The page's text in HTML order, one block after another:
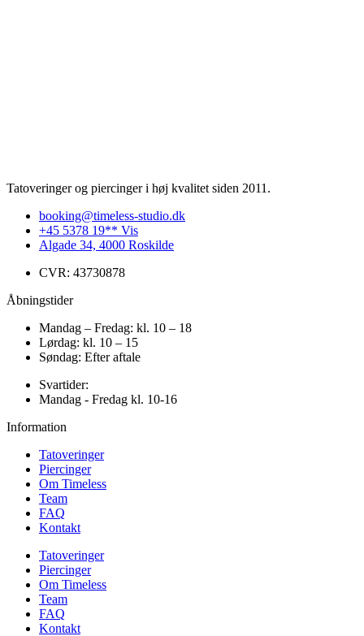
Tatoveringer og piercinger i høj kvalitet siden 2011.
booking@timeless-studio.dk
+45 5378 19** Vis
Algade 34, 4000 Roskilde
CVR: 43730878
Åbningstider
Mandag – Fredag: kl. 10 – 18
Lørdag: kl. 10 – 15
Søndag: Efter aftale
Svartider:
Mandag - Fredag kl. 10-16
Information
Tatoveringer
Piercinger
Om Timeless
Team
FAQ
Kontakt
Tatoveringer
Piercinger
Om Timeless
Team
FAQ
Kontakt